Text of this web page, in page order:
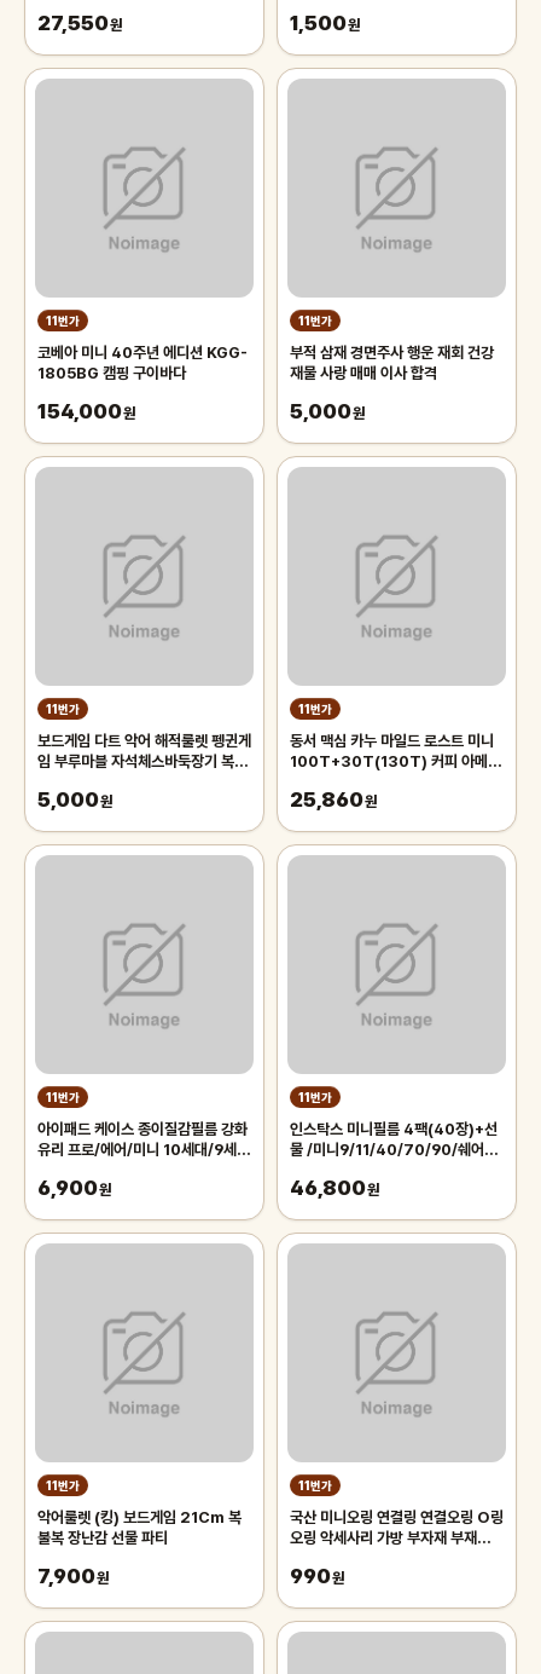
백
27,550원 1,500원
11번가
코베아 미니 40주년 에디션 KGG-
1805BG 캠핑 구이바다
154,000원
11번가
부적 삼재 경면주사 행운 재회 건강
재물 사랑 매매 이사 합격
5,000원
11번가
보드게임 다트 악어 해적룰렛 펭귄게
임 부루마블 자석체스바둑장기 복불
5,000원
11번가
동서 맥심 카누 마일드 로스트 미니
100T+30T(130T) 커피 아메리
25,860원
11번가
아이패드 케이스 종이질감필름 강화
유리 프로/에어/미니 10세대/9세
12.9/10.9
6,900원
11번가
인스탁스 미니필름 4팩(40장)+선
물 /미니9/11/40/70/90/쉐어2/
46,800원
11번가
악어룰렛 (킹) 보드게임 21Cm 복
불복 장난감 선물 파티
7,900원
11번가
국산 미니오링 연결링 연결오링 O링
오링 악세사리 가방 부자재 부재료
990원